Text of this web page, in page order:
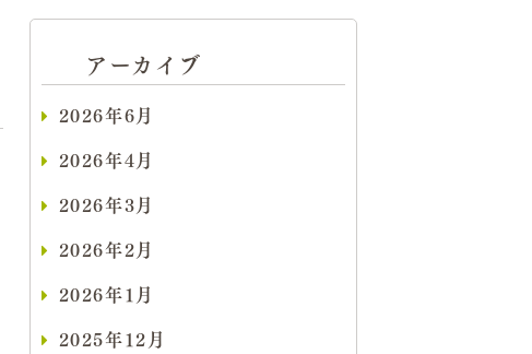
アーカイブ
2026年6月
2026年4月
2026年3月
2026年2月
2026年1月
2025年12月